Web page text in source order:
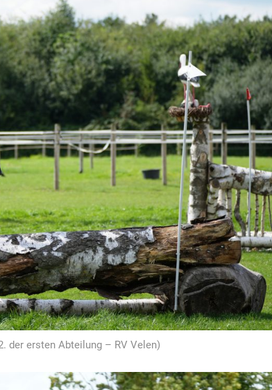
der ersten Abteilung – RV Velen)